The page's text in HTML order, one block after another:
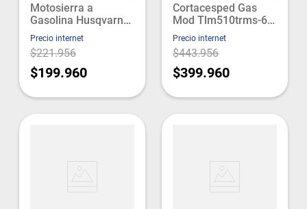
Motosierra a
Gasolina Husqvarna
35cc 120 1.44kw
Husqvarna
Precio internet
$221.956
$199.960
Cortacesped Gas
Mod Tlm510trms-60
173cc 5.75 Hp
Toyama
Precio internet
$443.956
$399.960